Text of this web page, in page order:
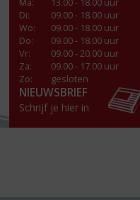
Di:
09.00 - 18.00 uur
Wo:
09.00 - 18.00 uur
Do:
09.00 - 18.00 uur
Vr:
09.00 - 20.00 uur
Za:
09.00 - 17.00 uur
Zo:
gesloten
NIEUWSBRIEF
Schrijf je hier in